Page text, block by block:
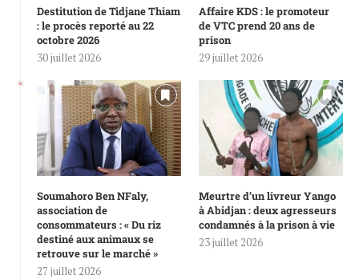
Destitution de Tidjane Thiam
: le procès reporté au 22
octobre 2026
30 juillet 2026
Affaire KDS : le promoteur
de VTC prend 20 ans de
prison
29 juillet 2026
Soumahoro Ben NFaly,
association de
consommateurs : « Du riz
destiné aux animaux se
retrouve sur le marché »
27 juillet 2026
Meurtre d’un livreur Yango
à Abidjan : deux agresseurs
condamnés à la prison à vie
23 juillet 2026